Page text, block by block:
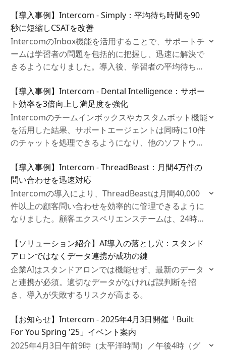
【導入事例】Intercom - Simply：平均待ち時間を90
秒に短縮しCSATを改善
IntercomのInbox機能を活用することで、サポートチ
ームは学習者の問題を包括的に把握し、迅速に解決で
きるようになりました。導入後、学習者の平均待ち時
となっています。
【導入事例】Intercom - Dental Intelligence：サポー
ト効率を3倍向上し満足度を強化
Intercomのチームインボックスやカスタムボット機能
を活用した結果、サポートエージェントは同時に10件
のチャットを処理できるようになり、他のソフトウェ
した。
【導入事例】Intercom - ThreadBeast：月間4万件の
問い合わせを迅速対応
Intercomの導入により、ThreadBeastは月間40,000
件以上の顧客問い合わせを効率的に管理できるように
なりました。顧客エクスペリエンスチームは、24時間
ベル合意）を実現し、平均応答時間を4時間に短縮し
ました。
【ソリューション紹介】AI導入の落とし穴：スタンド
アロンではなくデータ連携が成功の鍵
企業AIはスタンドアロンでは機能せず、最新のデータ
と連携が必須。適切なデータがなければ誤判断を招
き、導入が失敗するリスクが高まる。
【お知らせ】Intercom - 2025年4月3日開催「Built
For You Spring '25」イベント案内
2025年4月3日午前9時（太平洋時間）／午後4時（グ